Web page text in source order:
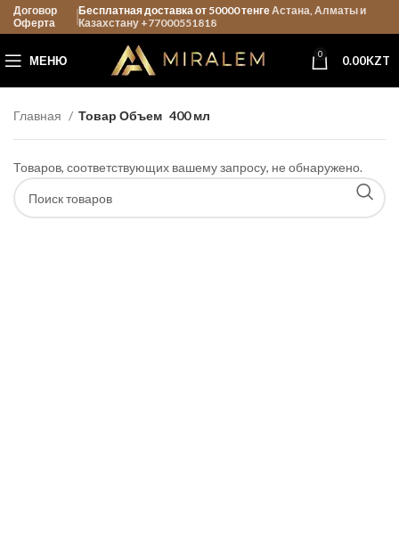
Договор
Оферта
Бесплатная доставка от 50000 тенгеАстана, Алматы и
Казахстану +77000551818
МЕНЮ 0 0.00KZT
Главная Товар Объем 400 мл
Товаров, соответствующих вашему запросу, не обнаружено.